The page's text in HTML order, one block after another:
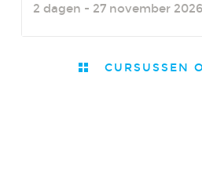
2 dagen - 27 november 2026
CURSUSSEN